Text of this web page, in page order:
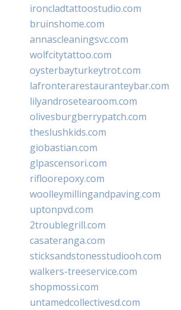
ironcladtattoostudio.com
bruinshome.com
annascleaningsvc.com
wolfcitytattoo.com
oysterbayturkeytrot.com
lafronterarestauranteybar.com
lilyandrosetearoom.com
olivesburgberrypatch.com
theslushkids.com
giobastian.com
glpascensori.com
rifloorepoxy.com
woolleymillingandpaving.com
uptonpvd.com
2troublegrill.com
casateranga.com
sticksandstonesstudiooh.com
walkers-treeservice.com
shopmossi.com
untamedcollectivesd.com